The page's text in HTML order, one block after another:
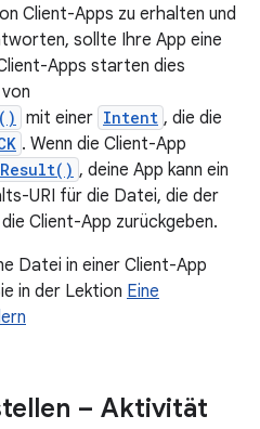
Client-Apps zu erhalten und
sollte Ihre App eine
Apps starten dies
mit einer Intent , die die
. Wenn die Client-App
, deine App kann ein
URI für die Datei, die der
Client-App zurückgeben.
Datei in einer Client-App
in der Lektion Eine
– Aktivität